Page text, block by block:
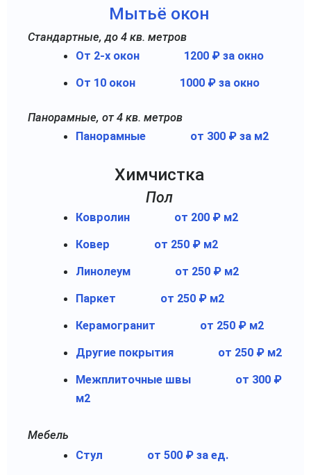
Мытьё окон
Стандартные, до 4 кв. метров
От 2-х окон
1200 ₽ за окно
От 10 окон 1000 ₽ за окно
Панорамные, от 4 кв. метров
Панорамные
от 300 ₽ за м2
Химчистка
Пол
Ковролин от 200 ₽ м2
Ковер от 250 ₽ м2
Линолеум от 250 ₽ м2
Паркет от 250 ₽ м2
Керамогранит от 250 ₽ м2
Другие покрытия от 250 ₽ м2
Межплиточные швы
от 300 ₽
м2
Мебель
Стул
от 500 ₽ за ед.